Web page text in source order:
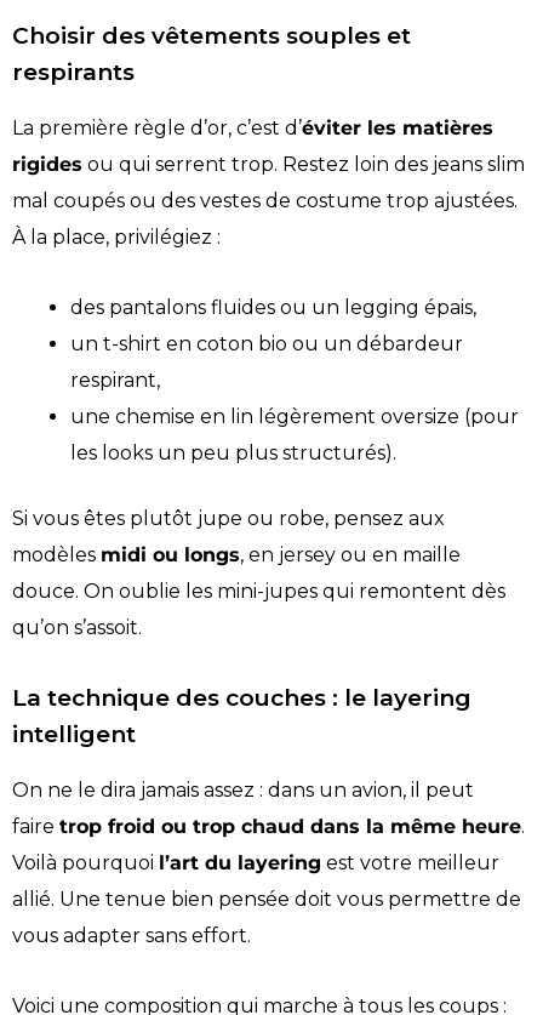
Choisir des vêtements souples et
respirants
La première règle d’or, c’est d’éviter les matières
rigides ou qui serrent trop. Restez loin des jeans slim
mal coupés ou des vestes de costume trop ajustées.
À la place, privilégiez :
des pantalons fluides ou un legging épais,
un t-shirt en coton bio ou un débardeur
respirant,
une chemise en lin légèrement oversize (pour
les looks un peu plus structurés).
Si vous êtes plutôt jupe ou robe, pensez aux
modèles midi ou longs, en jersey ou en maille
douce. On oublie les mini-jupes qui remontent dès
qu’on s’assoit.
La technique des couches : le layering
intelligent
On ne le dira jamais assez : dans un avion, il peut
faire trop froid ou trop chaud dans la même heure.
Voilà pourquoi l’art du layering est votre meilleur
allié. Une tenue bien pensée doit vous permettre de
vous adapter sans effort.
Voici une composition qui marche à tous les coups :